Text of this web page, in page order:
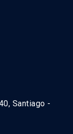
Santiago -